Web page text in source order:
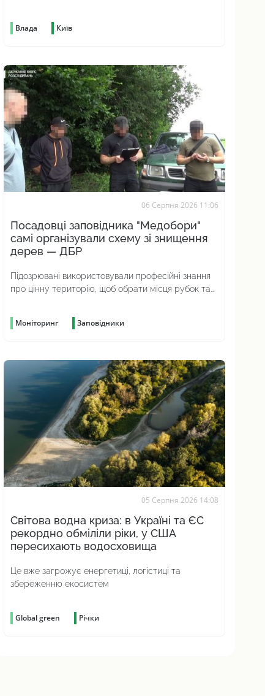
Влада Київ
06 Серпня 2026 11:06
Посадовці заповідника "Медобори"
самі організували схему зі знищення
дерев — ДБР
Підозрювані використовували професійні знання
про цінну територію, щоб обрати місця рубок та
Моніторинг Заповідники
05 Серпня 2026 14:08
Світова водна криза: в Україні та ЄС
рекордно обміліли ріки, у США
пересихають водосховища
Це вже загрожує енергетиці, логістиці та
збереженню екосистем
Global green Річки